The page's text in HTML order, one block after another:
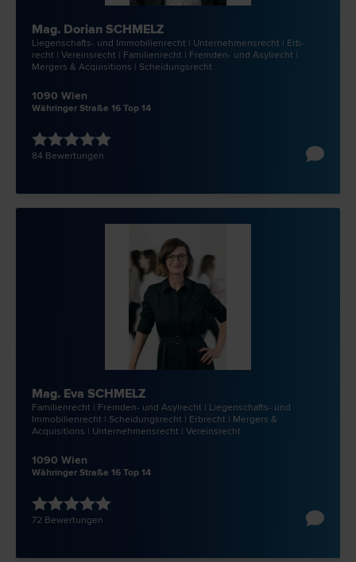
Mag. Dorian SCHMELZ
Liegenschafts- und Immobilien­recht | Unternehmens­recht | Erb­
recht | Vereins­recht | Familien­recht | Fremden- und Asyl­recht |
Mergers & Acquisitions | Scheidungs­recht
1090 Wien
Währinger Straße 16 Top 14
84 Bewertungen
Mag. Eva SCHMELZ
Familien­recht | Fremden- und Asyl­recht | Liegenschafts- und
Immobilien­recht | Scheidungs­recht | Erb­recht | Mergers &
Acquisitions | Unternehmens­recht | Vereins­recht
1090 Wien
Währinger Straße 16 Top 14
72 Bewertungen